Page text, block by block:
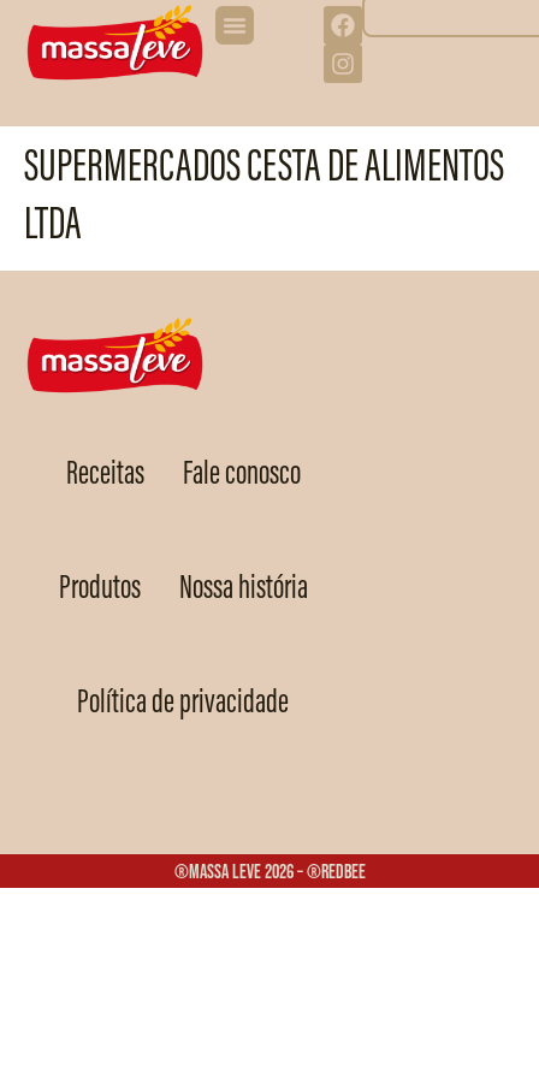
SUPERMERCADOS CESTA DE ALIMENTOS
LTDA
Receitas Fale conosco
Produtos Nossa história
Política de privacidade
®Massa Leve 2026 – ®Redbee